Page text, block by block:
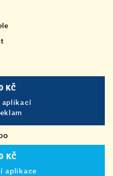
KČ
aplikací
KČ
aplikace